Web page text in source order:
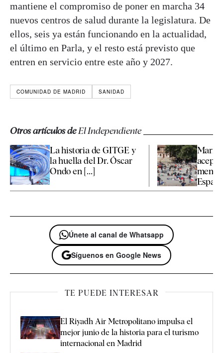
mantiene el compromiso de poner en marcha 34
nuevos centros de salud durante la legislatura. De
ellos, seis ya están funcionando en la actualidad,
el último en Parla, y el resto está previsto que
entren en servicio entre este año y 2027.
COMUNIDAD DE MADRID SANIDAD
Otros artículos deEl Independiente
La historia de GITGE y
la huella del Dr. Óscar
Ondo en [...]
Únete al canal de Whatsapp
Síguenos en Google News
TE PUEDE INTERESAR
El Riyadh Air Metropolitano impulsa el
mejor junio de la historia para el turismo
internacional en Madrid